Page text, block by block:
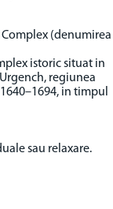
(denumirea
istoric situat in
regiunea
in timpul
sau relaxare.